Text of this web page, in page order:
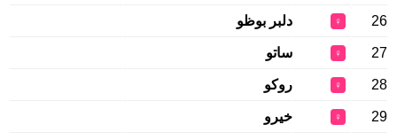
26
♀ دلبر بوظو
27
♀ ساتو
28
♀ روكو
29
♀ خيرو